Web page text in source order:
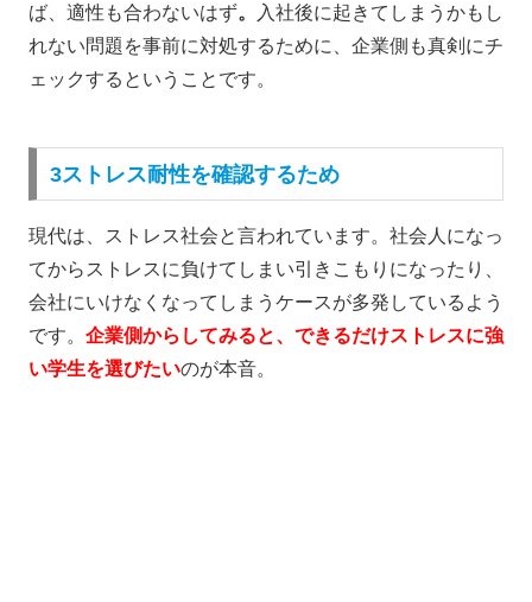
ば、適性も合わないはず。
入社後に起きてしまうかもし
れない問題を事前に対処するために、企業側も真剣にチ
ェックするということです。
3ストレス耐性を確認するため
現代は、ストレス社会と言われています。社会人になっ
てからストレスに負けてしまい引きこもりになったり、
会社にいけなくなってしまうケースが多発しているよう
です。 企業側からしてみると、できるだけストレスに強
い学生を選びたいのが本音。